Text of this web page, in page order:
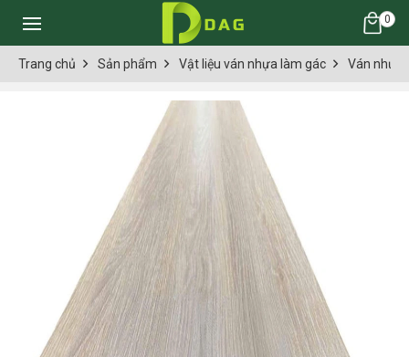
0
Trang chủ Sản phẩm Vật liệu ván nhựa làm gác Ván nhựa